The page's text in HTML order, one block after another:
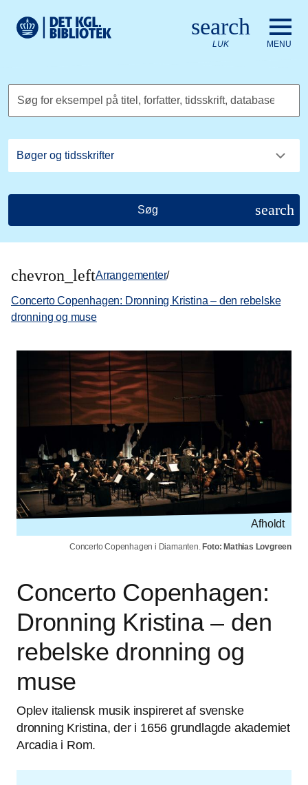
Det Kongelige Biblioteks logo. Gå til Det Kongelige
search
LUK MENU
Søg for eksempel på titel, forfatter, tidsskrift, database
Søg search
chevron_leftArrangementer/
Concerto Copenhagen: Dronning Kristina – den rebelske
dronning og muse
Afholdt
Concerto Copenhagen i Diamanten. Foto: Mathias Lovgreen
Concerto Copenhagen:
Dronning Kristina – den
rebelske dronning og
muse
Oplev italiensk musik inspireret af svenske
dronning Kristina, der i 1656 grundlagde akademiet
Arcadia i Rom.